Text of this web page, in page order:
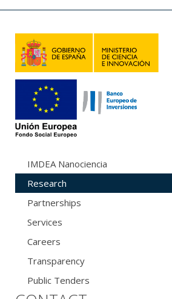
IMDEA Nanociencia
Research
Partnerships
Services
Careers
Transparency
Public Tenders